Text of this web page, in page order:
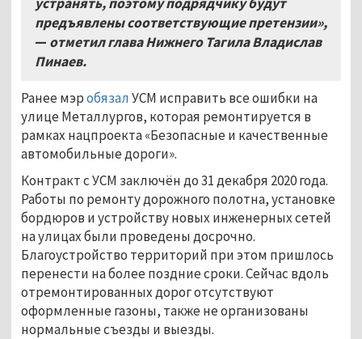
предъявлены соответствующие претензии»,
— отметил глава Нижнего Тагила Владислав
Пинаев.
Ранее мэробязалУСМ исправить все ошибки на
улице Металлургов, которая ремонтируется в
рамках нацпроекта «Безопасные и качественные
автомобильные дороги».
Контракт с УСМ заключён до 31 декабря 2020 года.
Работы по ремонту дорожного полотна, установке
бордюров и устройству новых инженерных сетей
на улицах были проведены досрочно.
Благоустройство территорий при этом пришлось
перенести на более поздние сроки. Сейчас вдоль
отремонтированных дорог отсутствуют
оформленные газоны, также не организованы
нормальные съезды и выезды.